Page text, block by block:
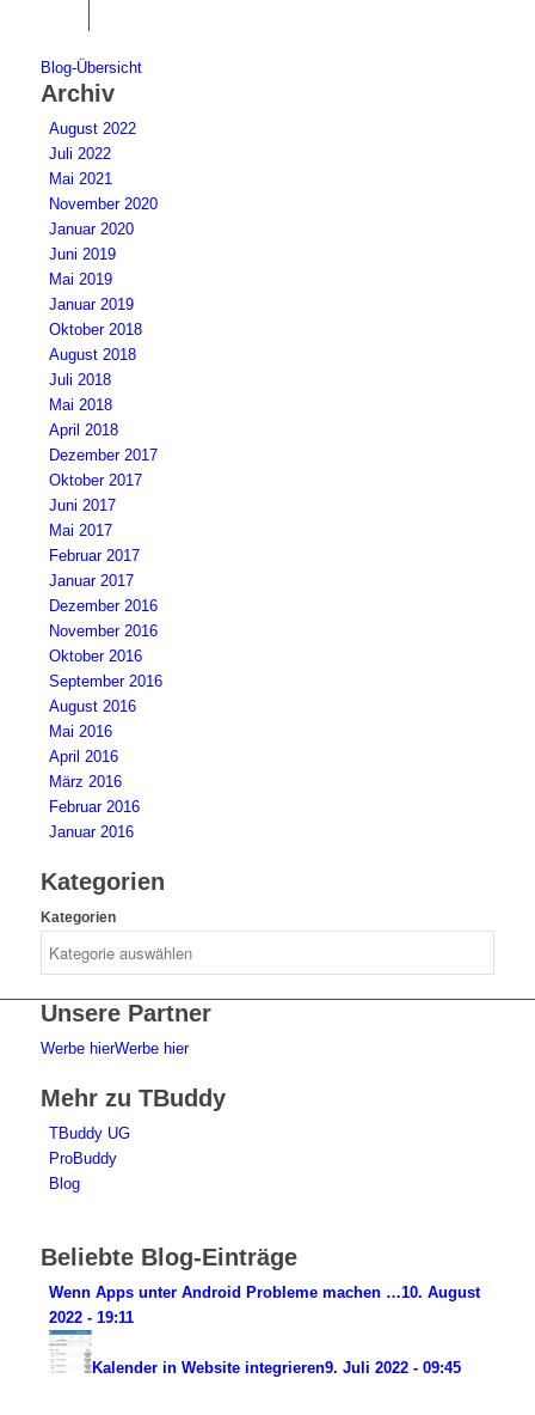
Blog-Übersicht
Archiv
August 2022
Juli 2022
Mai 2021
November 2020
Januar 2020
Juni 2019
Mai 2019
Januar 2019
Oktober 2018
August 2018
Juli 2018
Mai 2018
April 2018
Dezember 2017
Oktober 2017
Juni 2017
Mai 2017
Februar 2017
Januar 2017
Dezember 2016
November 2016
Oktober 2016
September 2016
August 2016
Mai 2016
April 2016
März 2016
Februar 2016
Januar 2016
Kategorien
Kategorien
Unsere Partner
Werbe hierWerbe hier
Mehr zu TBuddy
TBuddy UG
ProBuddy
Blog
Beliebte Blog-Einträge
Wenn Apps unter Android Probleme machen …10. August
2022 - 19:11
Kalender in Website integrieren9. Juli 2022 - 09:45